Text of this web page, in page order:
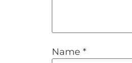
Name *